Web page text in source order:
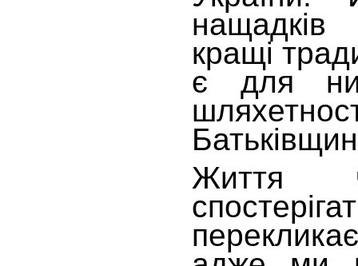
нащадків
кращі
є для
Життя